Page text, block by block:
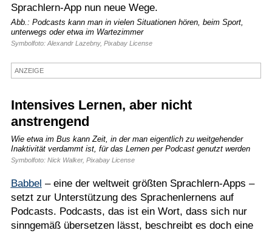
Termine
Kostenlos
Sprachlern-App nun neue Wege.
Abb.: Podcasts kann man in vielen Situationen hören, beim Sport,
unterwegs oder etwa im Wartezimmer
Symbolfoto: Alexandr Lazebny, Pixabay License
ANZEIGE
Intensives Lernen, aber nicht
anstrengend
Wie etwa im Bus kann Zeit, in der man eigentlich zu weitgehender
Inaktivität verdammt ist, für das Lernen per Podcast genutzt werden
Symbolfoto: Nick Walker, Pixabay License
Babbel – eine der weltweit größten Sprachlern-Apps –
setzt zur Unterstützung des Sprachenlernens auf
Podcasts. Podcasts, das ist ein Wort, dass sich nur
sinngemäß übersetzen lässt, beschreibt es doch eine